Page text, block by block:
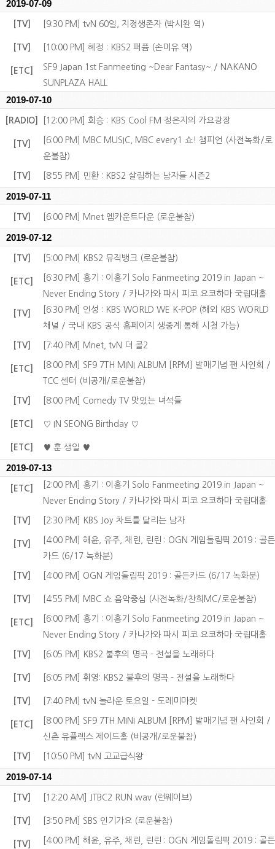
2019-07-09
[TV] [9:30 PM] tvN 60일, 지정생존자 (박시완 역)
[TV] [10:00 PM] 혜정 : KBS2 퍼퓸 (손미유 역)
[ETC]
SF9 Japan 1st Fanmeeting ~Dear Fantasy~ / NAKANO
SUNPLAZA HALL
2019-07-10
[RADIO] [12:00 PM] 회승 : KBS Cool FM 정은지의 가요광장
[TV]
[6:00 PM] MBC MUSIC, MBC every1 쇼! 챔피언 (사전녹화/로
운불참)
[TV] [8:55 PM] 민환 : KBS2 살림하는 남자들 시즌2
2019-07-11
[TV] [6:00 PM] Mnet 엠카운트다운 (로운불참)
2019-07-12
[TV] [5:00 PM] KBS2 뮤직뱅크 (로운불참)
[ETC]
[6:30 PM] 홍기 : 이홍기 Solo Fanmeeting 2019 in Japan ~
Never Ending Story / 카나가와 파시 피코 요코하마 국립대홀
[TV]
[6:30 PM] 인성 : KBS WORLD WE K-POP (해외 KBS WORLD
채널 / 국내 KBS 공식 홈페이지 생중계 통해 시청 가능)
[TV] [7:40 PM] Mnet, tvN 더 콜2
[ETC]
[8:00 PM] SF9 7TH MINI ALBUM [RPM] 발매기념 팬 사인회 /
TCC 센터 (비공개/로운불참)
[TV] [8:00 PM] Comedy TV 맛있는 녀석들
[ETC] ♡ IN SEONG Birthday ♡
[ETC] ♥ 훈 생일 ♥
2019-07-13
[ETC]
[2:00 PM] 홍기 : 이홍기 Solo Fanmeeting 2019 in Japan ~
Never Ending Story / 카나가와 파시 피코 요코하마 국립대홀
[TV] [2:30 PM] KBS Joy 차트를 달리는 남자
[TV]
[4:00 PM] 해윤, 유주, 채린, 린린 : OGN 게임돌림픽 2019 : 골든
카드 (6/17 녹화분)
[TV] [4:00 PM] OGN 게임돌림픽 2019 : 골든카드 (6/17 녹화분)
[TV] [4:55 PM] MBC 쇼 음악중심 (사전녹화/찬희MC/로운불참)
[ETC]
[6:00 PM] 홍기 : 이홍기 Solo Fanmeeting 2019 in Japan ~
Never Ending Story / 카나가와 파시 피코 요코하마 국립대홀
[TV] [6:05 PM] KBS2 불후의 명곡 - 전설을 노래하다
[TV] [6:05 PM] 휘영: KBS2 불후의 명곡 - 전설을 노래하다
[TV] [7:40 PM] tvN 놀라운 토요일 - 도레미마켓
[ETC]
[8:00 PM] SF9 7TH MINI ALBUM [RPM] 발매기념 팬 사인회 /
신촌 유플렉스 제이드홀 (비공개/로운불참)
[TV] [10:50 PM] tvN 고교급식왕
2019-07-14
[TV] [12:20 AM] JTBC2 RUN.wav (런웨이브)
[TV] [3:50 PM] SBS 인기가요 (로운불참)
[TV] [4:00 PM] 해윤, 유주, 채린, 린린 : OGN 게임돌림픽 2019 : 골든